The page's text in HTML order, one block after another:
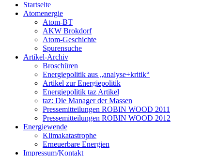
Startseite
Atomenergie
Atom-BT
AKW Brokdorf
Atom-Geschichte
Spurensuche
Artikel-Archiv
Broschüren
Energiepolitik aus „analyse+kritik“
Artikel zur Energiepolitik
Energiepolitik taz Artikel
taz: Die Manager der Massen
Pressemitteilungen ROBIN WOOD 2011
Pressemitteilungen ROBIN WOOD 2012
Energiewende
Klimakatastrophe
Erneuerbare Energien
Impressum/Kontakt